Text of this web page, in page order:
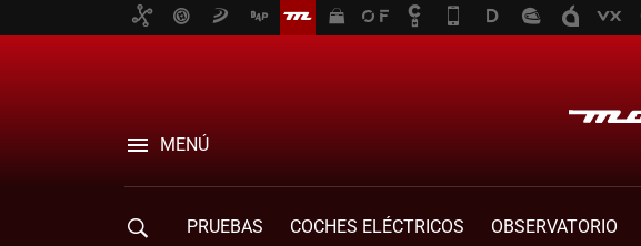
MENÚ
PRUEBAS COCHES ELÉCTRICOS OBSERVATORIO